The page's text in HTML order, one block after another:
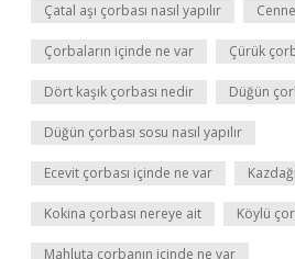
Çatal aşı çorbası nasıl yapılır
Çorbaların içinde ne var Çürük
Dört kaşık çorbası nedir Düğün
Düğün çorbası sosu nasıl yapılır
Ecevit çorbası içinde ne var
Kokina çorbası nereye ait Köylü
Mahluta çorbanın içinde ne var